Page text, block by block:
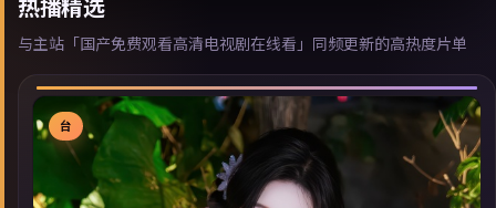
热播精选
与主站「国产免费观看高清电视剧在线看」同频更新的高热度片单
台